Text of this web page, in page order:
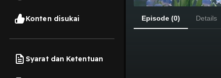
Konten disukai
Syarat dan Ketentuan
Episode (0) Details